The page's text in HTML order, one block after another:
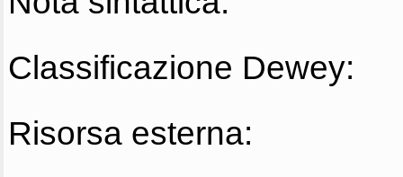
Classificazione Dewey:
Risorsa esterna: